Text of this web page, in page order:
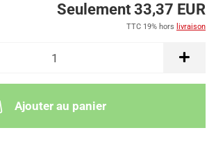
Seulement 33,37 EUR
TTC 19% hors livraison
Ajouter au panier